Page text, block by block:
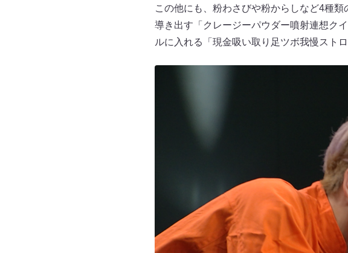
この他にも、粉わさびや粉からしなど4種
導き出す「クレージーパウダー噴射連想ク
ルに入れる「現金吸い取り足ツボ我慢スト